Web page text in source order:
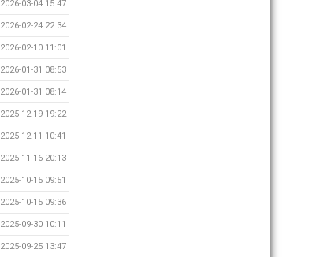
2026-03-04 15:47
2026-02-24 22:34
2026-02-10 11:01
2026-01-31 08:53
2026-01-31 08:14
2025-12-19 19:22
2025-12-11 10:41
2025-11-16 20:13
2025-10-15 09:51
2025-10-15 09:36
2025-09-30 10:11
2025-09-25 13:47